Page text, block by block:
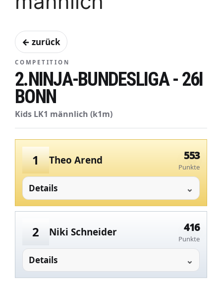
← zurück
COMPETITION
2.NINJA-BUNDESLIGA - 26I
BONN
Kids LK1 männlich (k1m)
1 Theo Arend 553
Punkte
Details
2 Niki Schneider 416
Punkte
Details